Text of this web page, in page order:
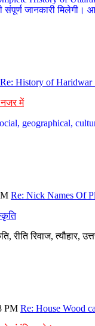
जानकारी मिलेगी।
Re: History of Haridwar
नजर में
geographical,
Re: Nick Names Of
रीति रिवाज, त्यौहार,
PM Re: House Wood